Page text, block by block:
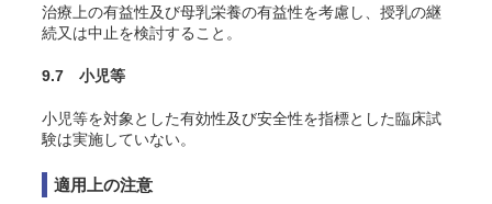
治療上の有益性及び母乳栄養の有益性を考慮し、授乳の継
続又は中止を検討すること。
9.7 小児等
小児等を対象とした有効性及び安全性を指標とした臨床試
験は実施していない。
適用上の注意